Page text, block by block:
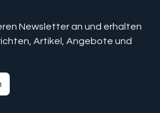
Newsletter an und erhalten
Artikel, Angebote und